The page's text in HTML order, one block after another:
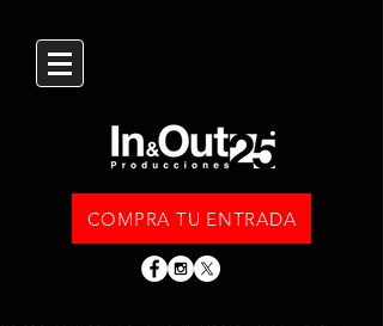
COMPRA TU ENTRADA